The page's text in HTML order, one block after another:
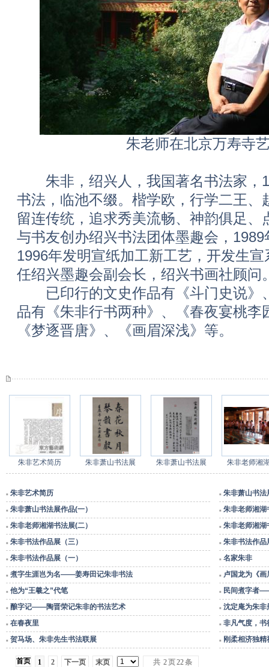
朱老师在北京万寿寺
朱非，绍兴人，我国著名书法家，
书法，临池不缀。楷学欧，行学二王、
留连传统，追求秀美流畅、神韵俱足、
与书友创办绍兴书法团体墨趣会，
1996年发明宣纸加工新工艺，开发生
任绍兴墨趣会副会长，绍兴书画社顾问
已印行的文史作品有《斗门史说》
品有《朱非行书两种》、《春夜宴桃李
《梦逐晋唐》、《画眉深浅》等。
朱非艺术简历 朱非萧山书法展 朱非萧山书法展 朱非老师湘
■ 朱非艺术简历 ■ 朱非萧山书法
■ 朱非萧山书法展作品(一） ■ 朱非老师湘湖
■ 朱非老师湘湖书法展(二） ■ 朱非老师湘湖
■ 朱非书法作品展（三） ■ 朱非书法作品
■ 朱非书法作品展（一） ■ 名家朱非
■ 煮字生涯岂为名——姜寿田记朱非书法 ■ 卢国龙为《
■ 他为“王羲之”代笔 ■ 民间煮字者
■ 酿字记——陶晋荣记朱非的书法艺术 ■ 沈定庵为朱非
■ 在春夜里 ■ 非凡气度，
■ 贺马场、朱非先生书法联展 ■ 刚柔相济独
首页 1 2 下一页 末页 共 2页22条